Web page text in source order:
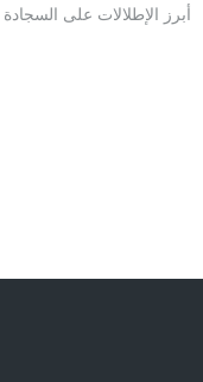
أبرز الإطلالات على السجادة